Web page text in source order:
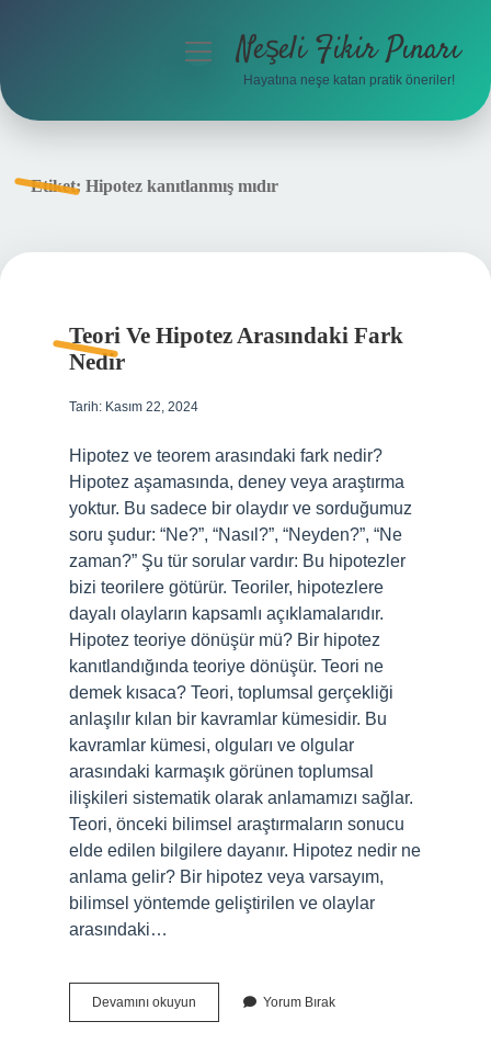
menüyüNeşeli Fikir Pınarı
Hayatına neşe katan pratik öneriler!
Etiket: Hipotez kanıtlanmış mıdır
Teori Ve Hipotez Arasındaki Fark
Nedir
Tarih: Kasım 22, 2024
Hipotez ve teorem arasındaki fark nedir?
Hipotez aşamasında, deney veya araştırma
yoktur. Bu sadece bir olaydır ve sorduğumuz
soru şudur: “Ne?”, “Nasıl?”, “Neyden?”, “Ne
zaman?” Şu tür sorular vardır: Bu hipotezler
bizi teorilere götürür. Teoriler, hipotezlere
dayalı olayların kapsamlı açıklamalarıdır.
Hipotez teoriye dönüşür mü? Bir hipotez
kanıtlandığında teoriye dönüşür. Teori ne
demek kısaca? Teori, toplumsal gerçekliği
anlaşılır kılan bir kavramlar kümesidir. Bu
kavramlar kümesi, olguları ve olgular
arasındaki karmaşık görünen toplumsal
ilişkileri sistematik olarak anlamamızı sağlar.
Teori, önceki bilimsel araştırmaların sonucu
elde edilen bilgilere dayanır. Hipotez nedir ne
anlama gelir? Bir hipotez veya varsayım,
bilimsel yöntemde geliştirilen ve olaylar
arasındaki…
Devamını okuyun
Ve
Yorum Bırak